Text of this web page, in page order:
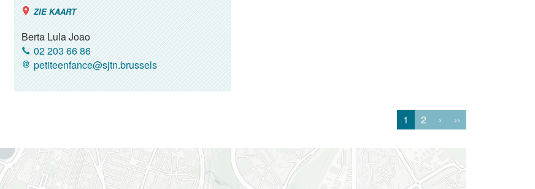
ZIE KAART
Berta Lula Joao
02 203 66 86
petiteenfance@sjtn.brussels
1 2 › ››